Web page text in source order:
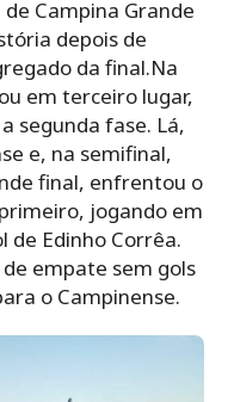
Campina Grande
depois de
da final.Na
em terceiro lugar,
segunda fase. Lá,
e, na semifinal,
final, enfrentou o
jogando em
de Edinho Corrêa.
empate sem gols
o Campinense.